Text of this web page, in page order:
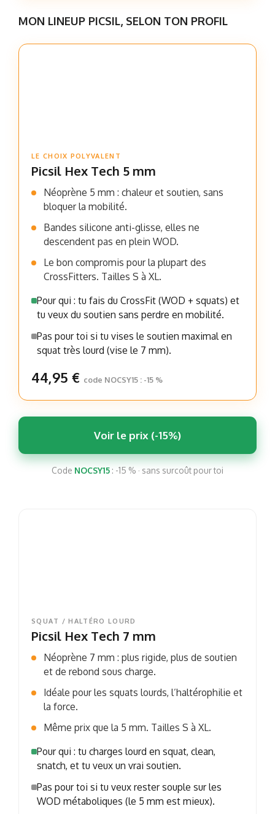
MON LINEUP PICSIL, SELON TON PROFIL
LE CHOIX POLYVALENT
Picsil Hex Tech 5 mm
Néoprène 5 mm : chaleur et soutien, sans
bloquer la mobilité.
Bandes silicone anti-glisse, elles ne
descendent pas en plein WOD.
Le bon compromis pour la plupart des
CrossFitters. Tailles S à XL.
Pour qui : tu fais du CrossFit (WOD + squats) et
tu veux du soutien sans perdre en mobilité.
Pas pour toi si tu vises le soutien maximal en
squat très lourd (vise le 7 mm).
44,95 € code NOCSY15 : -15 %
Voir le prix (-15%)
Code NOCSY15 : -15 % · sans surcoût pour toi
SQUAT / HALTÉRO LOURD
Picsil Hex Tech 7 mm
Néoprène 7 mm : plus rigide, plus de soutien
et de rebond sous charge.
Idéale pour les squats lourds, l’haltérophilie et
la force.
Même prix que la 5 mm. Tailles S à XL.
Pour qui : tu charges lourd en squat, clean,
snatch, et tu veux un vrai soutien.
Pas pour toi si tu veux rester souple sur les
WOD métaboliques (le 5 mm est mieux).